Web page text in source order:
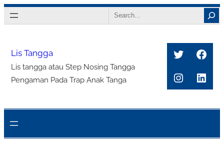
Search
Lis Tangga
Lis tangga atau Step Nosing Tangga
Pengaman Pada Trap Anak Tanga
Twitter